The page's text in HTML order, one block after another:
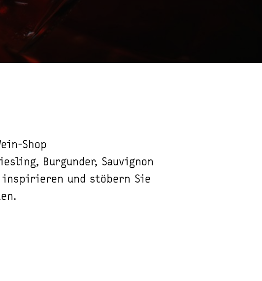
Shop
Burgunder, Sauvignon
inspirieren und stöbern Sie